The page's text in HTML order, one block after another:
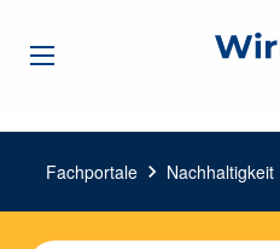
Fachportale chevron_right Nachhaltigkeit